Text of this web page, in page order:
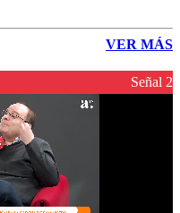
VER MÁS
Señal 2